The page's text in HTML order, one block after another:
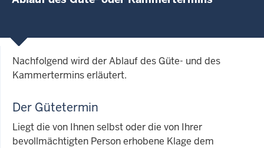
Nachfolgend wird der Ablauf des Güte- und des
Kammertermins erläutert.
Der Gütetermin
Liegt die von Ihnen selbst oder die von Ihrer
bevollmächtigten Person erhobene Klage dem